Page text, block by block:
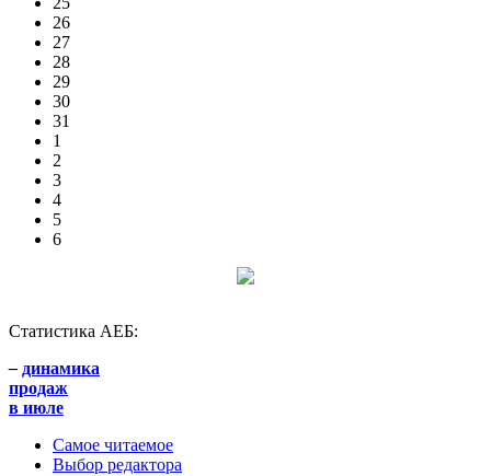
26
27
28
29
30
31
1
2
3
4
5
6
Статистика АЕБ:
– динамика
продаж
в июле
Самое читаемое
Выбор редактора